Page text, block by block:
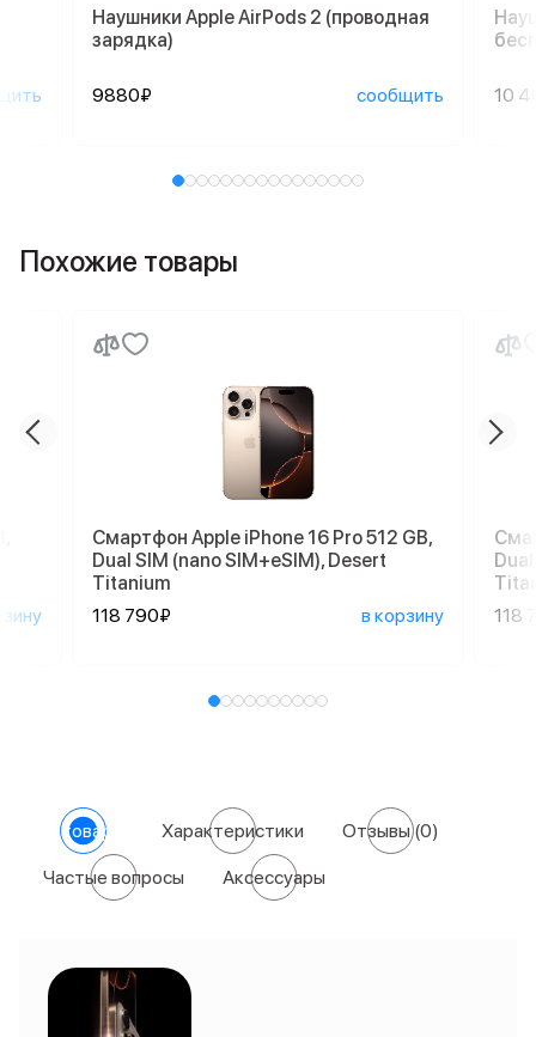
Наушники Apple AirPods 2 (проводная
зарядка)
9880₽ сообщить 10
Похожие товары
Смартфон Apple iPhone 16 Pro 512 GB,
Dual SIM (nano SIM+eSIM), Desert
Titanium
118 790₽
в корзину
118
О товаре Характеристики Отзывы(0)
Частые вопросы Аксессуары